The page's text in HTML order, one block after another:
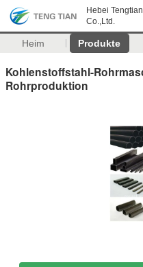
Hebei
Co.,Ltd.
Heim Produkte
Kohlenstoffstahl-
Rohrproduktion